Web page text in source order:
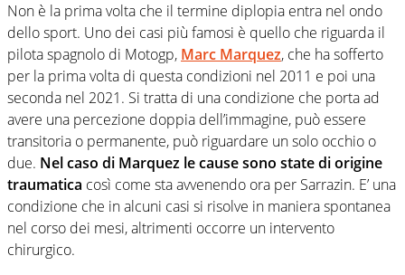
Non è la prima volta che il termine diplopia entra nel ondo
dello sport. Uno dei casi più famosi è quello che riguarda il
pilota spagnolo di Motogp, Marc Marquez, che ha sofferto
per la prima volta di questa condizioni nel 2011 e poi una
seconda nel 2021. Si tratta di una condizione che porta ad
avere una percezione doppia dell’immagine, può essere
transitoria o permanente, può riguardare un solo occhio o
due. Nel caso di Marquez le cause sono state di origine
traumatica così come sta avvenendo ora per Sarrazin. E’ una
condizione che in alcuni casi si risolve in maniera spontanea
nel corso dei mesi, altrimenti occorre un intervento
chirurgico.